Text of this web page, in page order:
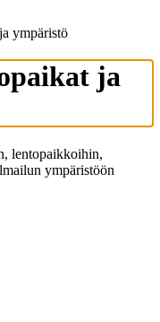
ympäristö
ja
lentopaikkoihin,
ympäristöön